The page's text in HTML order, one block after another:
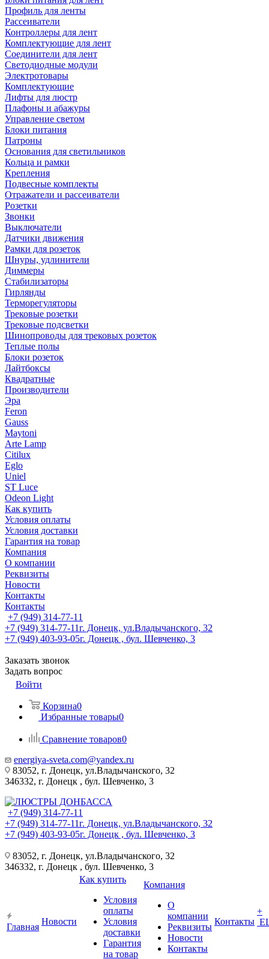
Профиль для ленты
Рассеиватели
Контроллеры для лент
Комплектующие для лент
Соединители для лент
Светодиодные модули
Электротовары
Комплектующие
Лифты для люстр
Плафоны и абажуры
Управление светом
Блоки питания
Патроны
Основания для светильников
Кольца и рамки
Крепления
Подвесные комплекты
Отражатели и рассеиватели
Розетки
Звонки
Выключатели
Датчики движения
Рамки для розеток
Шнуры, удлинители
Диммеры
Стабилизаторы
Гирлянды
Терморегуляторы
Трековые розетки
Трековые подсветки
Шинопроводы для трековых розеток
Теплые полы
Блоки розеток
Лайтбоксы
Квадратные
Производители
Эра
Feron
Gauss
Maytoni
Arte Lamp
Citilux
Eglo
Uniel
ST Luce
Odeon Light
Как купить
Условия оплаты
Условия доставки
Гарантия на товар
Компания
О компании
Реквизиты
Новости
Контакты
Контакты
+7 (949) 314-77-11
+7 (949) 314-77-11г. Донецк, ул.Владычанского, 32
+7 (949) 403-93-05г. Донецк , бул. Шевченко, 3
Заказать звонок
Задать вопрос
Войти
Корзина0
Избранные товары0
Сравнение товаров0
energiya-sveta.com@yandex.ru
83052, г. Донецк, ул.Владычанского, 32
346332, г. Донецк , бул. Шевченко, 3
+7 (949) 314-77-11
+7 (949) 314-77-11г. Донецк, ул.Владычанского, 32
+7 (949) 403-93-05г. Донецк , бул. Шевченко, 3
83052, г. Донецк, ул.Владычанского, 32
346332, г. Донецк , бул. Шевченко, 3
Главная
Новости
Как купить
Условия
оплаты
Условия
доставки
Гарантия
на товар
Компания
О
компании
Реквизиты
Новости
Контакты
Контакты
+